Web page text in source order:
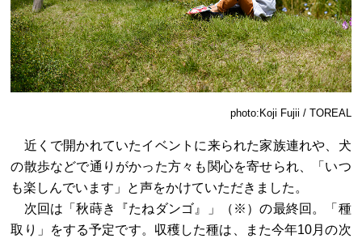
photo:Koji Fujii / TOREAL
近くで開かれていたイベントに来られた家族連れや、犬
の散歩などで通りがかった方々も関心を寄せられ、「いつ
も楽しんでいます」と声をかけていただきました。
次回は「秋蒔き『たねダンゴ』」（※）の最終回。「種
取り」をする予定です。収穫した種は、また今年10月の次